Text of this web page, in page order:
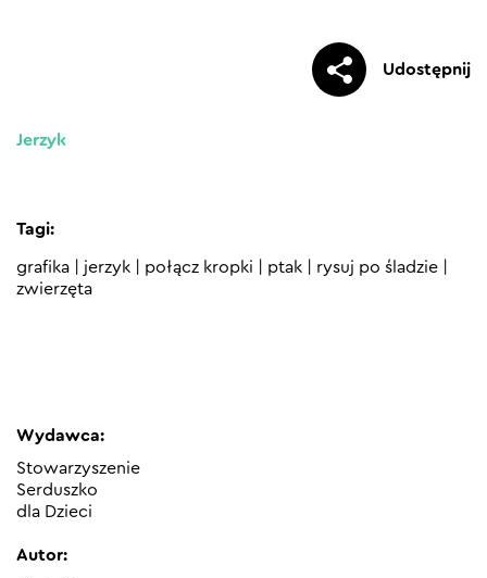
Udostępnij
Jerzyk
Tagi:
grafika jerzyk połącz kropki ptak rysuj po śladzie
zwierzęta
Wydawca:
Stowarzyszenie
Serduszko
dla Dzieci
Autor: